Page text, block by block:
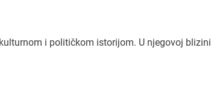
i političkom istorijom. U njegovoj blizini